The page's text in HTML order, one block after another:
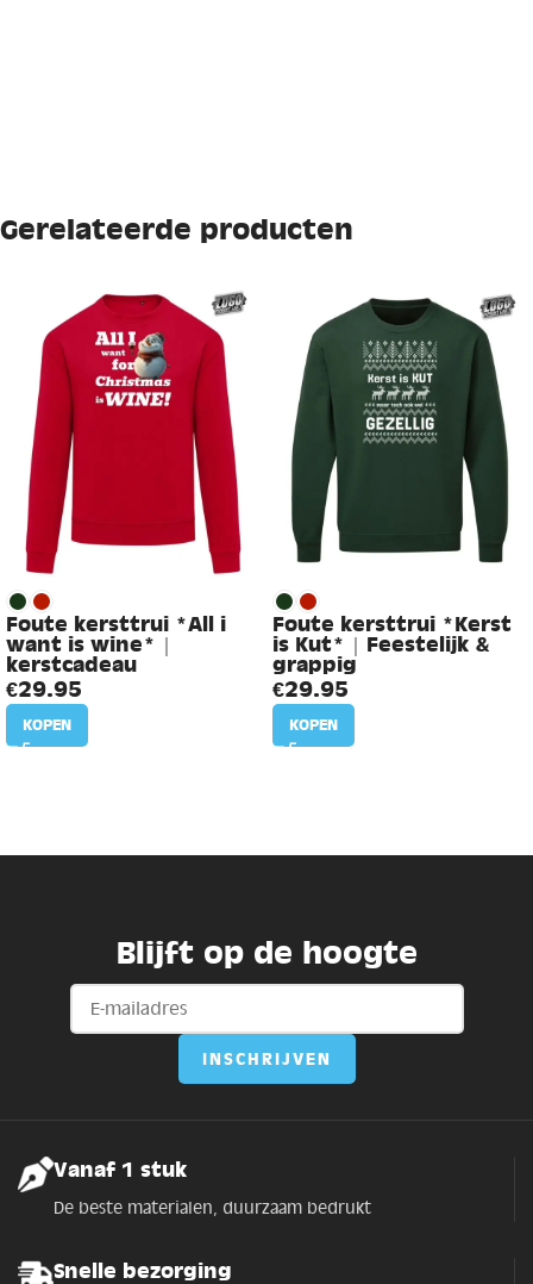
Gerelateerde producten
Foute kersttrui *All i
want is wine* |
kerstcadeau
€29.95
KOPEN
Foute kersttrui *Kerst
is Kut* | Feestelijk &
grappig
€29.95
KOPEN
Blijft op de hoogte
Vanaf 1 stuk
De beste materialen, duurzaam bedrukt
Snelle bezorging